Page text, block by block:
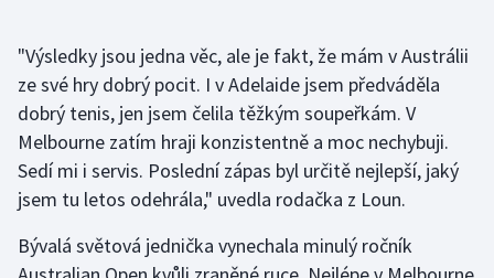
Plavání
Plážový volejbal
Ragby
Rychlobruslení
Rychlostní kanoistika
"Výsledky jsou jedna věc, ale je fakt, že mám v Austrálii
ze své hry dobrý pocit. I v Adelaide jsem předváděla
dobrý tenis, jen jsem čelila těžkým soupeřkám. V
Melbourne zatím hraji konzistentně a moc nechybuji.
Sedí mi i servis. Poslední zápas byl určitě nejlepší, jaký
jsem tu letos odehrála," uvedla rodačka z Loun.
Bývalá světová jednička vynechala minulý ročník